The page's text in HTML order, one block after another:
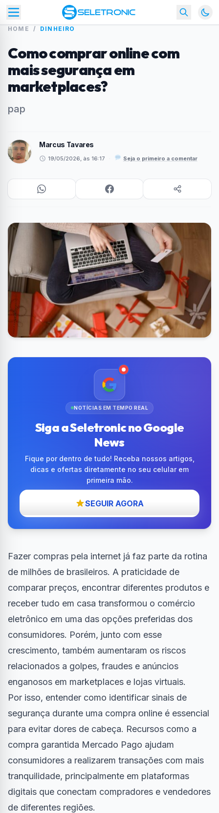
HOME / DINHEIRO
Como comprar online com
mais segurança em
marketplaces?
pap
Marcus Tavares
19/05/2026, às 16:17 · Seja o primeiro a comentar
NOTÍCIAS EM TEMPO REAL
Siga a Seletronic no Google
News
Fique por dentro de tudo! Receba nossos artigos,
dicas e ofertas diretamente no seu celular em
primeira mão.
SEGUIR AGORA
Fazer compras pela internet já faz parte da rotina
de milhões de brasileiros. A praticidade de
comparar preços, encontrar diferentes produtos e
receber tudo em casa transformou o comércio
eletrônico em uma das opções preferidas dos
consumidores. Porém, junto com esse
crescimento, também aumentaram os riscos
relacionados a golpes, fraudes e anúncios
enganosos em marketplaces e lojas virtuais.
Por isso, entender como identificar sinais de
segurança durante uma compra online é essencial
para evitar dores de cabeça. Recursos como a
compra garantida Mercado Pago ajudam
consumidores a realizarem transações com mais
tranquilidade, principalmente em plataformas
digitais que conectam compradores e vendedores
de diferentes regiões.